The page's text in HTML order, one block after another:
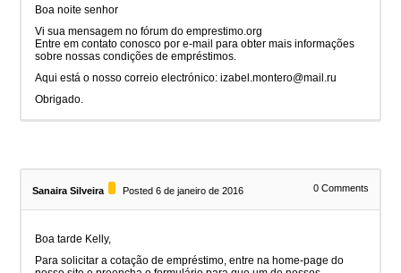
Boa noite senhor
Vi sua mensagem no fórum do emprestimo.org
Entre em contato conosco por e-mail para obter mais informações
sobre nossas condições de empréstimos.
Aqui está o nosso correio electrónico: izabel.montero@mail.ru
Obrigado.
Sanaira Silveira Posted 6 de janeiro de 2016 0Comments
Boa tarde Kelly,
Para solicitar a cotação de empréstimo, entre na home-page do